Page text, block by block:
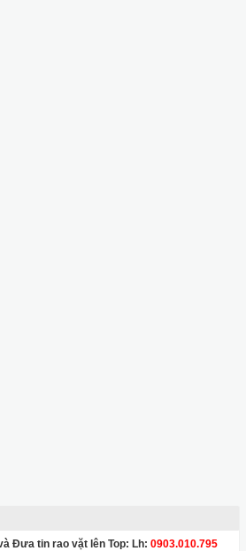
Đưa tin rao vặt lên Top: Lh: 0903.010.795